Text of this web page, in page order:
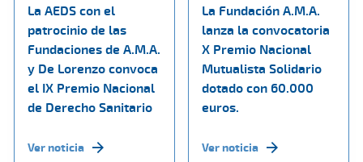
La AEDS con el
patrocinio de las
Fundaciones de A.M.A.
y De Lorenzo convoca
el IX Premio Nacional
de Derecho Sanitario
Ver noticia
La Fundación A.M.A.
lanza la convocatoria
X Premio Nacional
Mutualista Solidario
dotado con 60.000
euros.
Ver noticia